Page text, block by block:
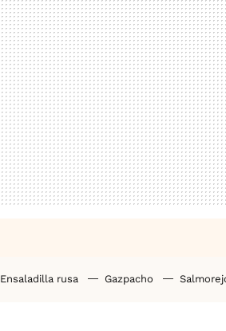
Ensaladilla rusa Gazpacho